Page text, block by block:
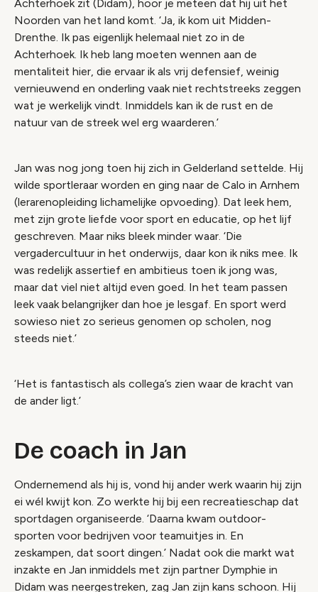
Achterhoek zit (Didam), hoor je meteen dat hij uit het
Noorden van het land komt. ‘Ja, ik kom uit Midden-
Drenthe. Ik pas eigenlijk helemaal niet zo in de
Achterhoek. Ik heb lang moeten wennen aan de
mentaliteit hier, die ervaar ik als vrij defensief, weinig
vernieuwend en onderling vaak niet rechtstreeks zeggen
wat je werkelijk vindt. Inmiddels kan ik de rust en de
natuur van de streek wel erg waarderen.’
Jan was nog jong toen hij zich in Gelderland settelde. Hij
wilde sportleraar worden en ging naar de Calo in Arnhem
(lerarenopleiding lichamelijke opvoeding). Dat leek hem,
met zijn grote liefde voor sport en educatie, op het lijf
geschreven. Maar niks bleek minder waar. ‘Die
vergadercultuur in het onderwijs, daar kon ik niks mee. Ik
was redelijk assertief en ambitieus toen ik jong was,
maar dat viel niet altijd even goed. In het team passen
leek vaak belangrijker dan hoe je lesgaf. En sport werd
sowieso niet zo serieus genomen op scholen, nog
steeds niet.’
‘Het is fantastisch als collega’s zien waar de kracht van
de ander ligt.’
De coach in Jan
Ondernemend als hij is, vond hij ander werk waarin hij zijn
ei wél kwijt kon. Zo werkte hij bij een recreatieschap dat
sportdagen organiseerde. ‘Daarna kwam outdoor-
sporten voor bedrijven voor teamuitjes in. En
zeskampen, dat soort dingen.’ Nadat ook die markt wat
inzakte en Jan inmiddels met zijn partner Dymphie in
Didam was neergestreken, zag Jan zijn kans schoon. Hij